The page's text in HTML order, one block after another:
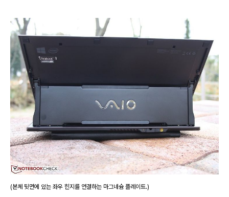
(본체 뒷면에 있는 좌우 힌지를 연결하는 마그네슘 플레이트.)